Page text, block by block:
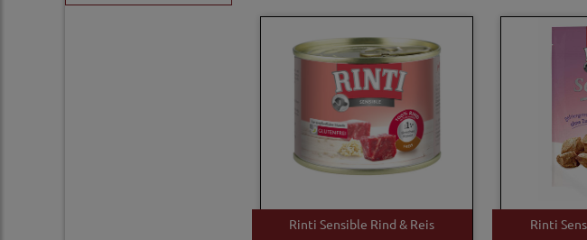
Rinti Sensible Rind & Reis Rinti